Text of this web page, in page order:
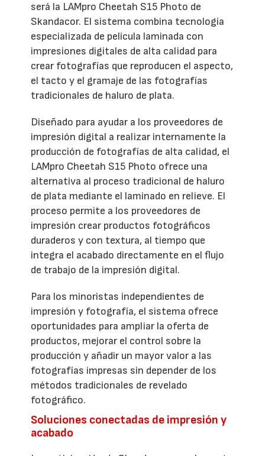
será la LAMpro Cheetah S15 Photo de
Skandacor. El sistema combina tecnología
especializada de película laminada con
impresiones digitales de alta calidad para
crear fotografías que reproducen el aspecto,
el tacto y el gramaje de las fotografías
tradicionales de haluro de plata.
Diseñado para ayudar a los proveedores de
impresión digital a realizar internamente la
producción de fotografías de alta calidad, el
LAMpro Cheetah S15 Photo ofrece una
alternativa al proceso tradicional de haluro
de plata mediante el laminado en relieve. El
proceso permite a los proveedores de
impresión crear productos fotográficos
duraderos y con textura, al tiempo que
integra el acabado directamente en el flujo
de trabajo de la impresión digital.
Para los minoristas independientes de
impresión y fotografía, el sistema ofrece
oportunidades para ampliar la oferta de
productos, mejorar el control sobre la
producción y añadir un mayor valor a las
fotografías impresas sin depender de los
métodos tradicionales de revelado
fotográfico.
Soluciones conectadas de impresión y
acabado